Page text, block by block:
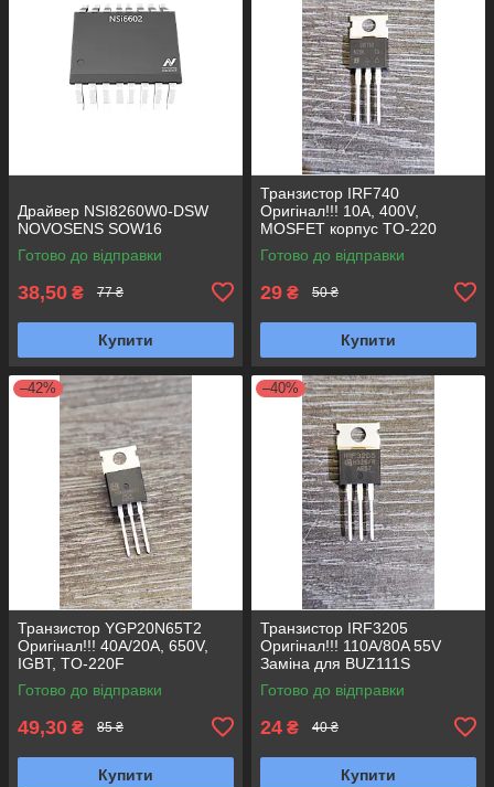
Драйвер NSI8260W0-DSW
NOVOSENS SOW16
Готово до відправки
38,50 ₴ 77 ₴
Купити
Транзистор IRF740
Оригінал!!! 10A, 400V,
MOSFET корпус TO-220
Готово до відправки
29 ₴ 50 ₴
Купити
–42%
Транзистор YGP20N65T2
Оригінал!!! 40A/20A, 650V,
IGBT, TO-220F
Готово до відправки
49,30 ₴ 85 ₴
Купити
–40%
Транзистор IRF3205
Оригінал!!! 110A/80A 55V
Заміна для BUZ111S
HRF3205 HUF75344P3
HY1906, HY1906P TO-220
Готово до відправки
24 ₴ 40 ₴
Купити